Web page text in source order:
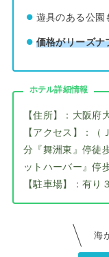
遊具のある公園
価格がリーズナ
ホテル詳細情報
【住所】：大阪
【アクセス】：
分『舞洲東』停徒
ットハーバー』停
【駐車場】：有
海